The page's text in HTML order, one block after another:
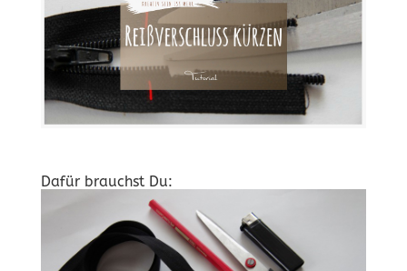
Dafür brauchst Du: